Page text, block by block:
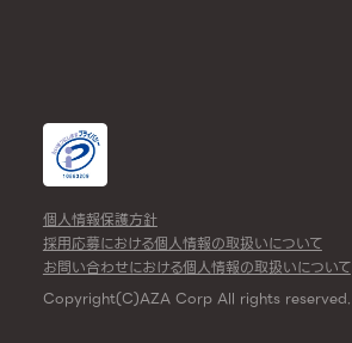
個人情報保護方針
採用応募における個人情報の取扱いについて
お問い合わせにおける個人情報の取扱いについて
Copyright(C)AZA Corp All rights reserved.